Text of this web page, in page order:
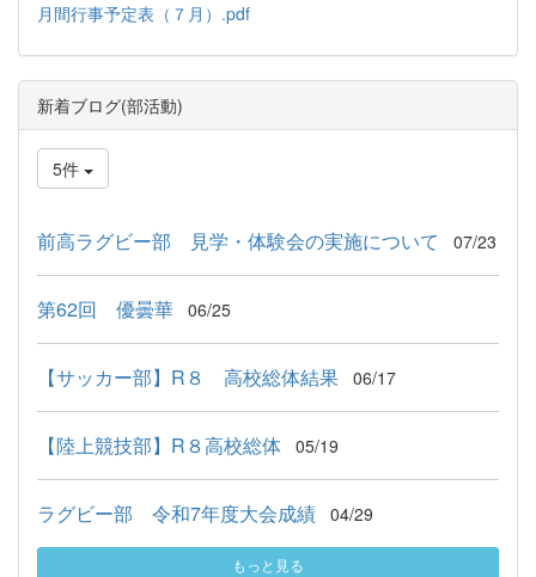
月間行事予定表（７月）.pdf
新着ブログ(部活動)
5件
前高ラグビー部 見学・体験会の実施について 07/23
第62回 優曇華 06/25
【サッカー部】R８ 高校総体結果 06/17
【陸上競技部】R８高校総体 05/19
ラグビー部 令和7年度大会成績 04/29
もっと見る